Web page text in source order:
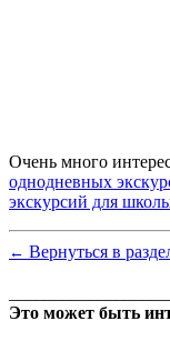
Очень много
однодневных
экскурсий для
← Вернуться в
Это может быть